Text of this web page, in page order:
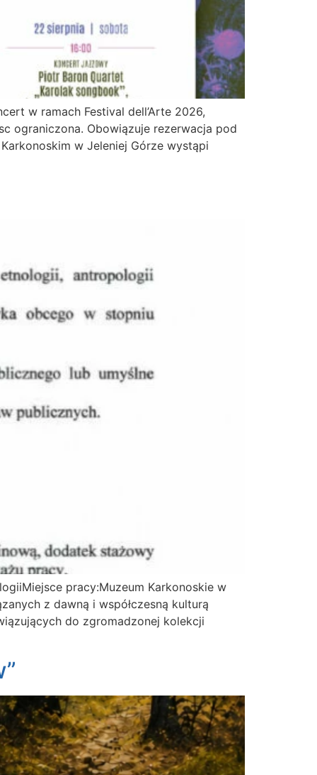
w ramach Festival dell’Arte 2026,
ograniczona. Obowiązuje rezerwacja pod
w Jeleniej Górze wystąpi
pracy:Muzeum Karkonoskie w
z dawną i współczesną kulturą
do zgromadzonej kolekcji